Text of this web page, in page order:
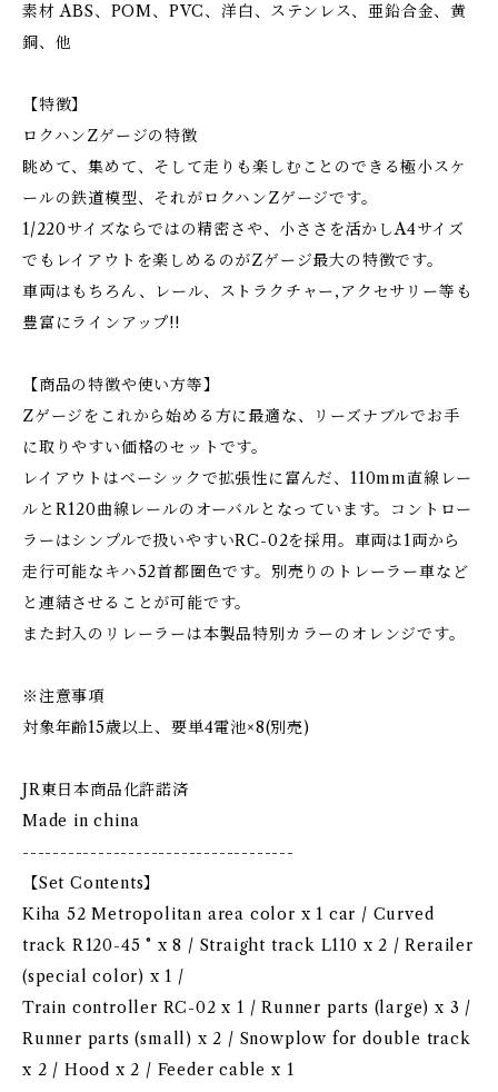
素材 ABS、POM、PVC、洋白、ステンレス、亜鉛合金、黄
銅、他
【特徴】
ロクハンZゲージの特徴
眺めて、集めて、そして走りも楽しむことのできる極小スケ
ールの鉄道模型、それがロクハンZゲージです。
1/220サイズならではの精密さや、小ささを活かしA4サイズ
でもレイアウトを楽しめるのがZゲージ最大の特徴です。
車両はもちろん、レール、ストラクチャー,アクセサリー等も
豊富にラインアップ!!
【商品の特徴や使い方等】
Zゲージをこれから始める方に最適な、リーズナブルでお手
に取りやすい価格のセットです。
レイアウトはベーシックで拡張性に富んだ、110mm直線レー
ルとR120曲線レールのオーバルとなっています。コントロー
ラーはシンプルで扱いやすいRC-02を採用。車両は1両から
走行可能なキハ52首都圏色です。別売りのトレーラー車など
と連結させることが可能です。
また封入のリレーラーは本製品特別カラーのオレンジです。
※注意事項
対象年齢15歳以上、要単4電池×8(別売)
JR東日本商品化許諾済
Made in china
------------------------------------
【Set Contents】
Kiha 52 Metropolitan area color x 1 car / Curved
track R120-45 ° x 8 / Straight track L110 x 2 / Rerailer
(special color) x 1 /
Train controller RC-02 x 1 / Runner parts (large) x 3 /
Runner parts (small) x 2 / Snowplow for double track
x 2 / Hood x 2 / Feeder cable x 1